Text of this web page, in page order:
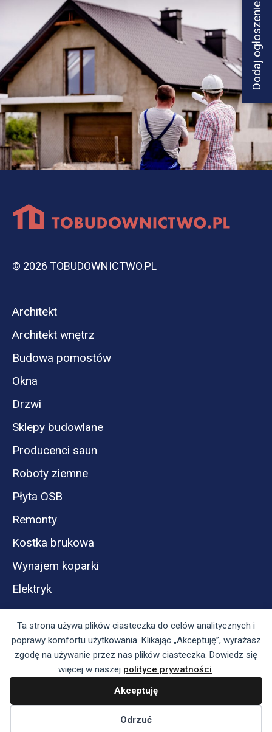
Ta strona używa plików ciasteczka do celów analitycznych i
poprawy komfortu użytkowania. Klikając „Akceptuję”, wyrażasz
zgodę na używanie przez nas plików ciasteczka. Dowiedz się
więcej w naszej polityce prywatności.
Akceptuję
Odrzuć
Dodaj ogłoszenie
© 2026 TOBUDOWNICTWO.PL
Architekt
Architekt wnętrz
Budowa pomostów
Okna
Drzwi
Sklepy budowlane
Producenci saun
Roboty ziemne
Płyta OSB
Remonty
Kostka brukowa
Wynajem koparki
Elektryk
Panel reklamodawcy
Regulamin serwisu i polityka prywatności